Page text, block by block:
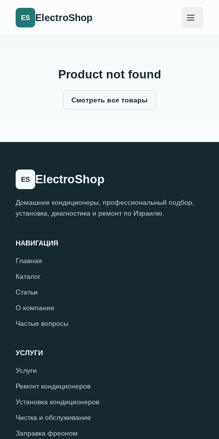
ES ElectroShop
Product not found
Смотреть все товары
ES ElectroShop
Домашние кондиционеры, профессиональный подбор,
установка, диагностика и ремонт по Израилю.
НАВИГАЦИЯ
Главная
Каталог
Статьи
О компании
Частые вопросы
УСЛУГИ
Услуги
Ремонт кондиционеров
Установка кондиционеров
Чистка и обслуживание
Заправка фреоном